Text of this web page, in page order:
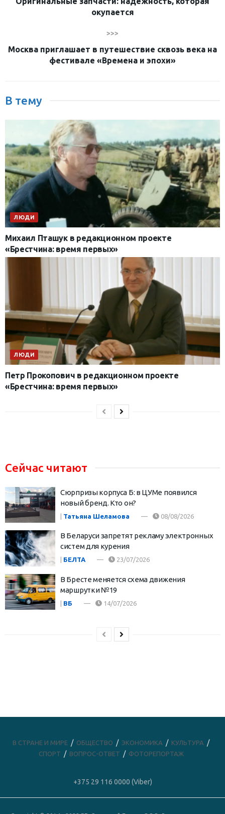
окупается
>>>
Москва приглашает в путешествие сквозь века на
фестивале «Времена и эпохи»
В тему
ЛЮДИ
Михаил Пташук в редакционном проекте
«Брестчина: время первых»
ЛЮДИ
Петр Прокопович в редакционном проекте
«Брестчина: время первых»
Сейчас читают
Сюрпризы корпуса Б: в ЦУМе появился
новый бренд. Кто он?
| Татьяна Шеламова 08/08/2026
В Беларуси запретят рекламу электронных
систем для курения
БЕЛТА 23/07/2026
В Бресте меняется схема движения
маршрутки №19
| ВБ 14/07/2026
В СТРАНЕ И МИРЕ ОБЩЕСТВО ЭКОНОМИКА
КУЛЬТУРА
СПОРТ
ВОПРОС-ОТВЕТ ФОТОРЕПОРТАЖ
+375 29 116 0000 (Viber)